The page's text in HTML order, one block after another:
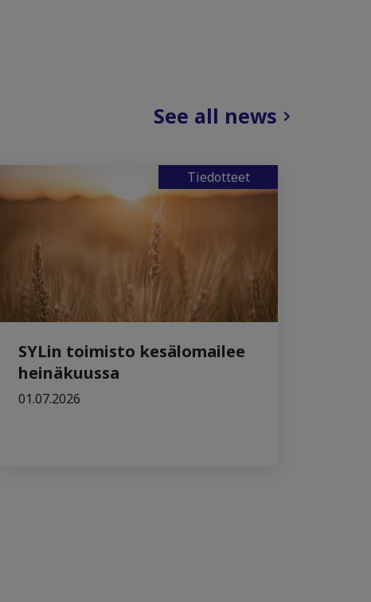
See all news
Tiedotteet
SYLin toimisto kesälomailee
heinäkuussa
01.07.2026